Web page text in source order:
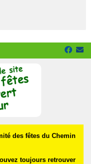
des fêtes du Chemin
toujours retrouver